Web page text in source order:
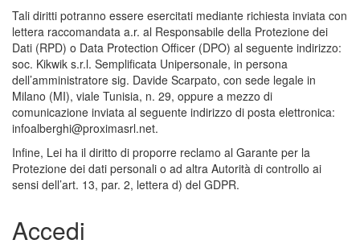
Tali diritti potranno essere esercitati mediante richiesta inviata con
lettera raccomandata a.r. al Responsabile della Protezione dei
Dati (RPD) o Data Protection Officer (DPO) al seguente indirizzo:
soc. Kikwik s.r.l. Semplificata Unipersonale, in persona
dell’amministratore sig. Davide Scarpato, con sede legale in
Milano (MI), viale Tunisia, n. 29, oppure a mezzo di
comunicazione inviata al seguente indirizzo di posta elettronica:
infoalberghi@proximasrl.net.
Infine, Lei ha il diritto di proporre reclamo al Garante per la
Protezione dei dati personali o ad altra Autorità di controllo ai
sensi dell’art. 13, par. 2, lettera d) del GDPR.
Accedi